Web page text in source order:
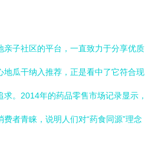
亲子社区的平台，一直致力于分享优质
地瓜干纳入推荐，正是看中了它符合现
。2014年的药品零售市场记录显示，
者青睐，说明人们对“药食同源”理念